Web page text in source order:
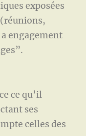
exposées
engagement
ce qu’il
ses
celles des